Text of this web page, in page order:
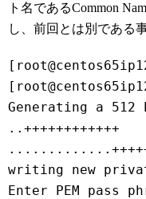
ト名であるCommon
し、前回とは別である
Generating a
..++++++++++++
writing new
Enter PEM pass